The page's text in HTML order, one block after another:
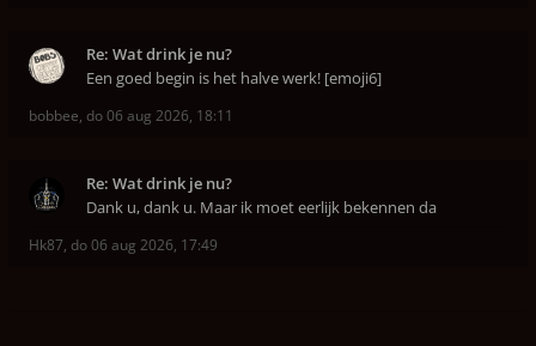
Re: Wat drink je nu?
Een goed begin is het halve werk! [emoji6]
bobbee, do 06 aug 2026, 18:11
Re: Wat drink je nu?
Dank u, dank u. Maar ik moet eerlijk bekennen da
Hk87, do 06 aug 2026, 17:49